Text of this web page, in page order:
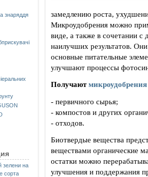
знаряддя
зелени на
сорта
замедлению роста,
Микроудобрения можно
виде, а также в сочетании
наилучших результатов.
основные питательные
улучшают процессы
Получаютмикроудобрения
- первичного сырья;
- компостов и других
- отходов.
Биотвердые вещества
веществами органические
остатки можно
улучшения и поддержания